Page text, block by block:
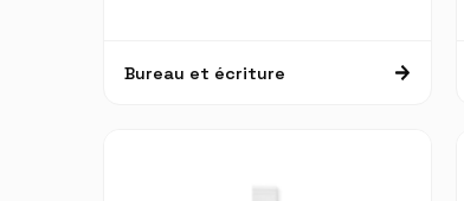
Bureau et écriture